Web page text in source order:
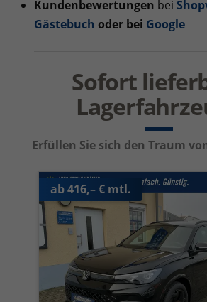
Kundenbewertungen bei
Gästebuch oder bei Google
Sofort
Erfüllen Sie sich den Traum
ab 416,– € mtl.